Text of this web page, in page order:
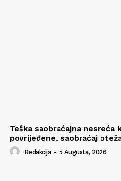
Teška saobraćajna nesreća
povrijeđene, saobraćaj
Redakcija - 5 Augusta, 2026